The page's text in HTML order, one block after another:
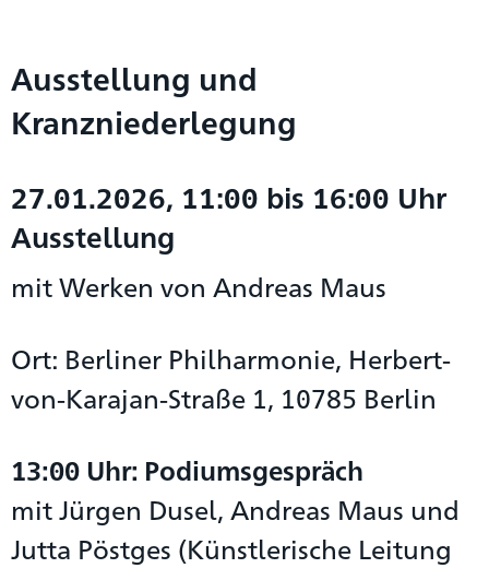
Ausstellung und
Kranzniederlegung
27.01.2026, 11:00 bis 16:00 Uhr
Ausstellung
mit Werken von Andreas Maus
Ort: Berliner Philharmonie, Herbert-
von-Karajan-Straße 1, 10785 Berlin
13:00 Uhr: Podiumsgespräch
mit Jürgen Dusel, Andreas Maus und
Jutta Pöstges (Künstlerische Leitung